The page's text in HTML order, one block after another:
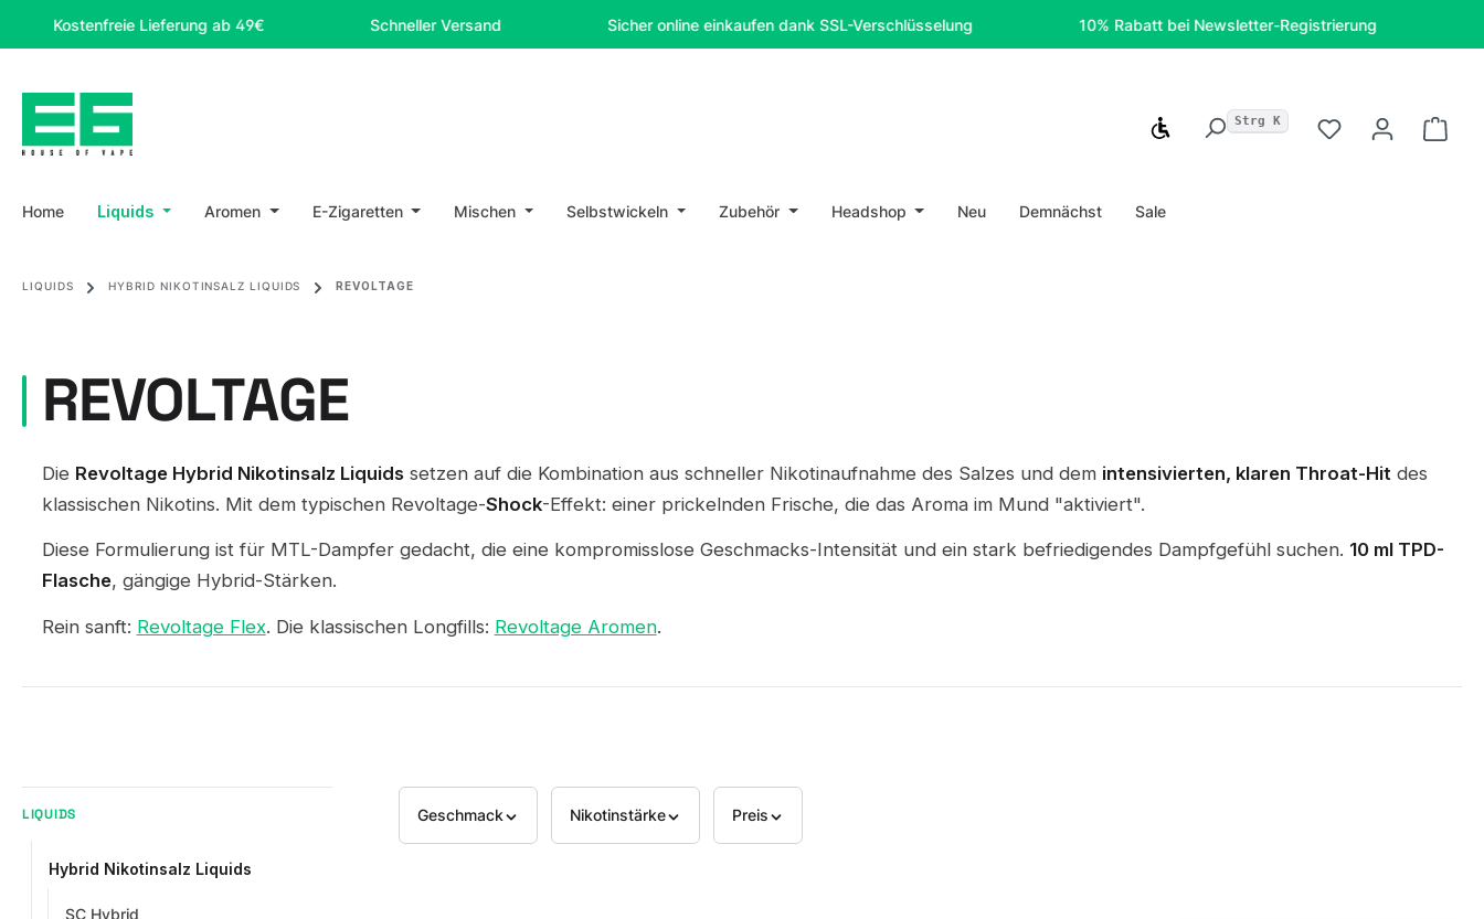
Hauptinhalt springen
Zur Suche springen
Zur Hauptnavigation springen
Lieferung ab 49€ Schneller Versand Sicher online einkaufen dank SSL-Verschlüsselung 10% Rabatt bei Newsletter-Registrierung
Werkzeugleiste anzeigen
Strg K Du hast 0
Home Liquids Aromen E-Zigaretten Mischen Selbstwickeln Zubehör Headshop Neu Demnächst Sale
LIQUIDS HYBRID NIKOTINSALZ LIQUIDS REVOLTAGE
REVOLTAGE
Die Revoltage Hybrid Nikotinsalz Liquidssetzen auf die Kombination aus schneller Nikotinaufnahme des Salzes und dem intensivierten, klaren Throat-Hit des
klassischen Nikotins. Mit dem typischen Revoltage-Shock-Effekt: einer prickelnden Frische, die das Aroma im Mund "aktiviert".
Diese Formulierung ist für MTL-Dampfer gedacht, die eine kompromisslose Geschmacks-Intensität und ein stark befriedigendes Dampfgefühl suchen. 10 ml TPD-
Flasche, gängige Hybrid-Stärken.
Rein sanft: Revoltage Flex. Die klassischen Longfills: Revoltage Aromen.
LIQUIDS
Hybrid Nikotinsalz Liquids
SC Hybrid
Geschmack Nikotinstärke Preis